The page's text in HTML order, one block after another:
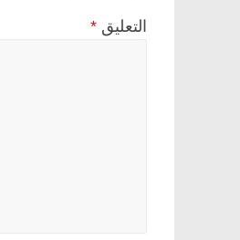
التعليق *